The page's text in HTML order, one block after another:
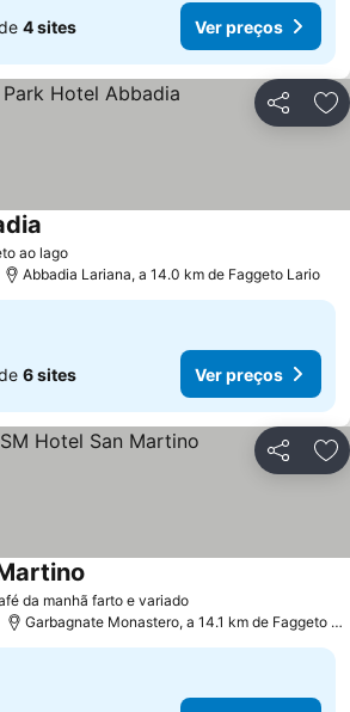
4 sites Ver preços
Partilhar
ao lago
Abbadia Lariana, a 14.0 km de Faggeto Lario
6 sites Ver preços
Partilhar
da manhã farto e variado
Garbagnate Monastero, a 14.1 km de Faggeto Lario